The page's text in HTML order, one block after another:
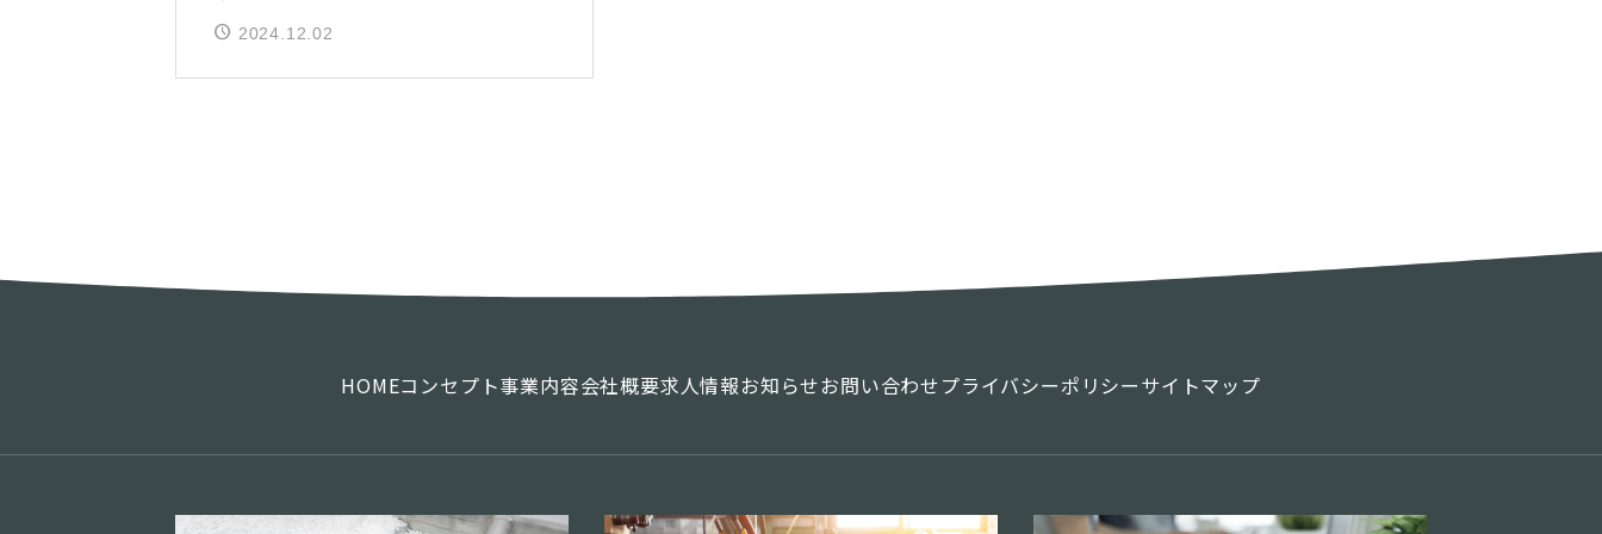
2024.12.02
HOMEコンセプト事業内容会社概要求人情報お知らせお問い合わせプライバシーポリシーサイトマップ